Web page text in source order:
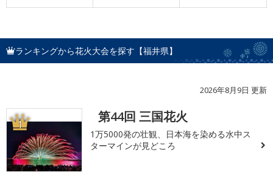
ランキングから花火大会を探す【福井県】
2026年8月9日 更新
1 第44回 三国花火
1万5000発の壮観、日本海を染める水中ス
ターマインが見どころ